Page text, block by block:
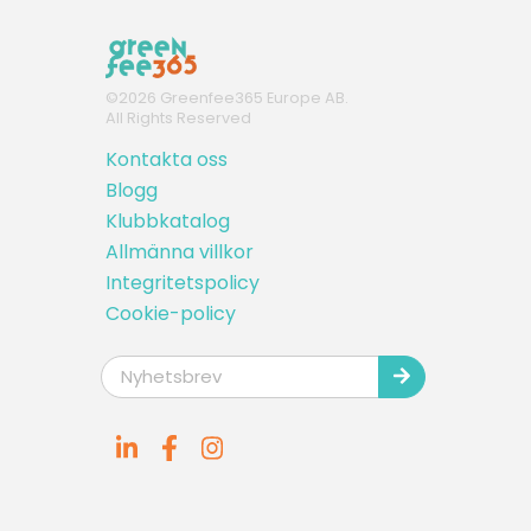
©2026 Greenfee365 Europe AB.
All Rights Reserved
Kontakta oss
Blogg
Klubbkatalog
Allmänna villkor
Integritetspolicy
Cookie-policy